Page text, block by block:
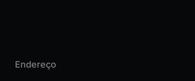
Endereço